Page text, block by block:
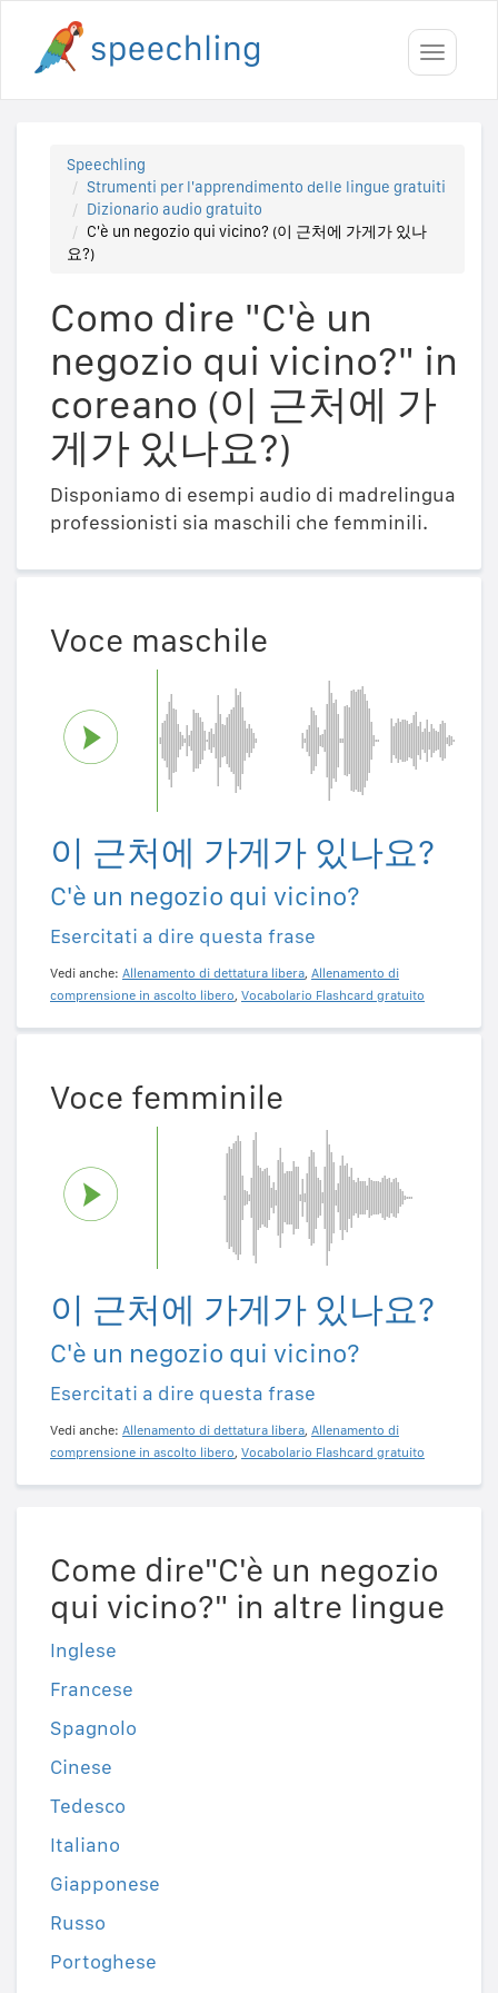
Toggle
Speechling
Strumenti per l'apprendimento delle lingue gratuiti
Dizionario audio gratuito
C'è un negozio qui vicino? (이 근처에 가게가 있나
요?)
Como dire "C'è un
negozio qui vicino?" in
coreano (이 근처에 가
게가 있나요?)
Disponiamo di esempi audio di madrelingua
professionisti sia maschili che femminili.
Voce maschile
이 근처에 가게가 있나요?
C'è un negozio qui vicino?
Esercitati a dire questa frase
Vedi anche: Allenamento di dettatura libera, Allenamento di
comprensione in ascolto libero, Vocabolario Flashcard gratuito
Voce femminile
이 근처에 가게가 있나요?
C'è un negozio qui vicino?
Esercitati a dire questa frase
Vedi anche: Allenamento di dettatura libera, Allenamento di
comprensione in ascolto libero, Vocabolario Flashcard gratuito
Come dire"C'è un negozio
qui vicino?" in altre lingue
Inglese
Francese
Spagnolo
Cinese
Tedesco
Italiano
Giapponese
Russo
Portoghese